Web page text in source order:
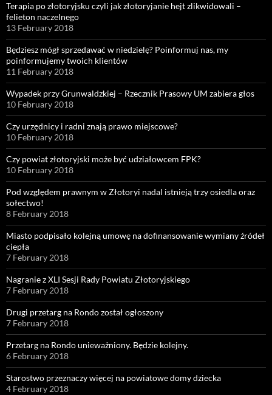
Terapia po złotoryjsku czyli jak złotoryjanie hejt zlikwidowali –
felieton naczelnego
13 February 2018
Będziesz mógł sprzedawać w niedzielę? Poinformuj nas, my
poinformujemy twoich klientów
11 February 2018
Wypadek przy Grunwaldzkiej – Rzecznik Prasowy UM zabiera głos
10 February 2018
Czy urzędnicy i radni znają prawo miejscowe?
10 February 2018
Czy powiat złotoryjski może być udziałowcem FPK?
10 February 2018
Pod względem prawnym w Złotoryi nadal istnieją trzy osiedla oraz
sołectwo!
8 February 2018
Miasto podpisało kolejną umowę na dofinansowanie wymiany źródeł
ciepła
7 February 2018
Nagranie z XLI Sesji Rady Powiatu Złotoryjskiego
7 February 2018
Drugi przetarg na Rondo został ogłoszony
7 February 2018
Przetarg na Rondo unieważniony. Będzie kolejny.
6 February 2018
Starostwo przeznaczy więcej na powiatowe domy dziecka
4 February 2018